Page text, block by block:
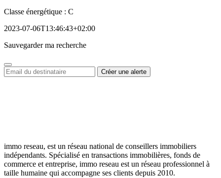
Classe énergétique : C
2023-07-06T13:46:43+02:00
Sauvegarder ma recherche
immo reseau, est un réseau national de conseillers immobiliers
indépendants. Spécialisé en transactions immobilières, fonds de
commerce et entreprise, immo reseau est un réseau professionnel à
taille humaine qui accompagne ses clients depuis 2010.